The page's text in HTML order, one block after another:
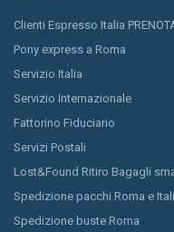
Clienti Espresso Italia
Pony express a Roma
Servizio Italia
Servizio Internazionale
Fattorino Fiduciario
Servizi Postali
Lost&Found Ritiro Bagagli
Spedizione pacchi Roma e
Spedizione buste Roma